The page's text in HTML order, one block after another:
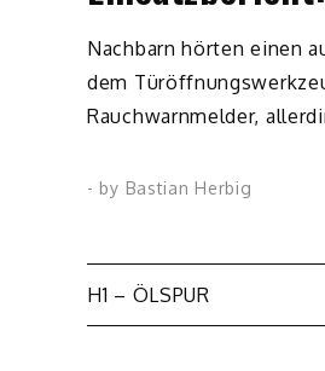
Nachbarn hörten einen
dem
Rauchwarnmelder,
- by Bastian Herbig
H1 – ÖLSPUR